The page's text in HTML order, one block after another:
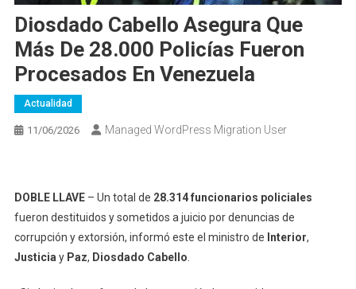
Diosdado Cabello Asegura Que
Más De 28.000 Policías Fueron
Procesados En Venezuela
Actualidad
11/06/2026 Managed WordPress Migration User
DOBLE LLAVE– Un total de 28.314 funcionarios policiales
fueron destituidos y sometidos a juicio por denuncias de
corrupción y extorsión, informó este el ministro de Interior,
Justicia y Paz, Diosdado Cabello